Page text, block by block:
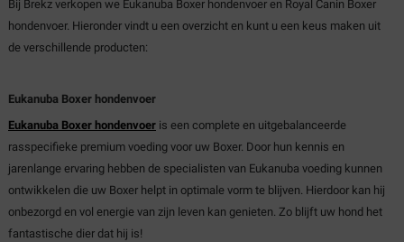
Bij Brekz verkopen we Eukanuba Boxer hondenvoer en Royal Canin Boxer
hondenvoer. Hieronder vindt u een overzicht en kunt u een keus maken uit
de verschillende producten:
Eukanuba Boxer hondenvoer
Eukanuba Boxer hondenvoer is een complete en uitgebalanceerde
rasspecifieke premium voeding voor uw Boxer. Door hun kennis en
jarenlange ervaring hebben de specialisten van Eukanuba voeding kunnen
ontwikkelen die uw Boxer helpt in optimale vorm te blijven. Hierdoor kan hij
onbezorgd en vol energie van zijn leven kan genieten. Zo blijft uw hond het
fantastische dier dat hij is!